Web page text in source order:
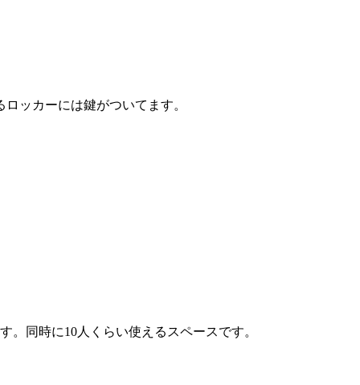
ッカーには鍵がついてます。
同時に10人くらい使えるスペースです。